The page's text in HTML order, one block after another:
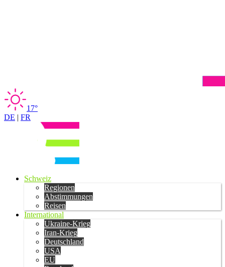
17°
DE | FR
Schweiz
Regionen
Abstimmungen
Reisen
International
Ukraine-Krieg
Iran-Krieg
Deutschland
USA
EU